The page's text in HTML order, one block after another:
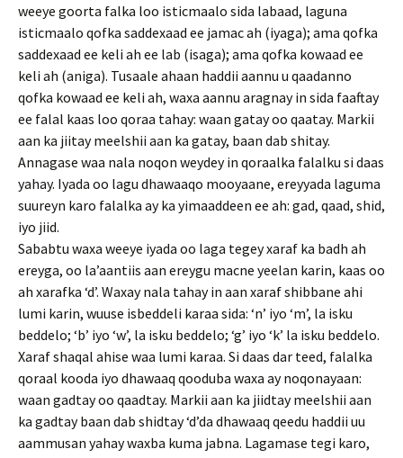
weeye goorta falka loo isticmaalo sida labaad, laguna
isticmaalo qofka saddexaad ee jamac ah (iyaga); ama qofka
saddexaad ee keli ah ee lab (isaga); ama qofka kowaad ee
keli ah (aniga). Tusaale ahaan haddii aannu u qaadanno
qofka kowaad ee keli ah, waxa aannu aragnay in sida faaftay
ee falal kaas loo qoraa tahay: waan gatay oo qaatay. Markii
aan ka jiitay meelshii aan ka gatay, baan dab shitay.
Annagase waa nala noqon weydey in qoraalka falalku si daas
yahay. Iyada oo lagu dhawaaqo mooyaane, ereyyada laguma
suureyn karo falalka ay ka yimaaddeen ee ah: gad, qaad, shid,
iyo jiid.
Sababtu waxa weeye iyada oo laga tegey xaraf ka badh ah
ereyga, oo la’aantiis aan ereygu macne yeelan karin, kaas oo
ah xarafka ‘d’. Waxay nala tahay in aan xaraf shibbane ahi
lumi karin, wuuse isbeddeli karaa sida: ‘n’ iyo ‘m’, la isku
beddelo; ‘b’ iyo ‘w’, la isku beddelo; ‘g’ iyo ‘k’ la isku beddelo.
Xaraf shaqal ahise waa lumi karaa. Si daas dar teed, falalka
qoraal kooda iyo dhawaaq qooduba waxa ay noqonayaan:
waan gadtay oo qaadtay. Markii aan ka jiidtay meelshii aan
ka gadtay baan dab shidtay ‘d’da dhawaaq qeedu haddii uu
aammusan yahay waxba kuma jabna. Lagamase tegi karo,